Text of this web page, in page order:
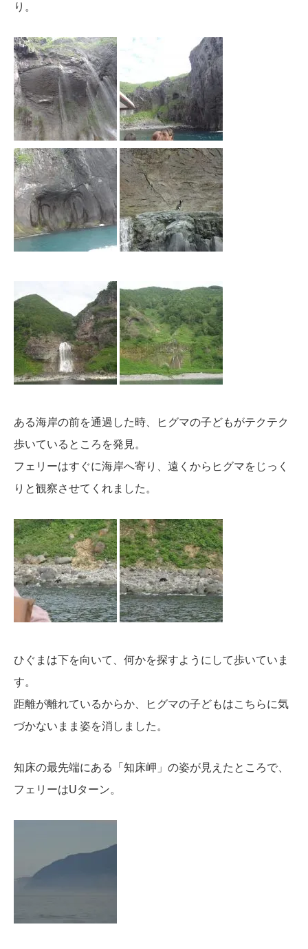
り。
ある海岸の前を通過した時、ヒグマの子どもがテクテク
歩いているところを発見。
フェリーはすぐに海岸へ寄り、遠くからヒグマをじっく
りと観察させてくれました。
ひぐまは下を向いて、何かを探すようにして歩いていま
す。
距離が離れているからか、ヒグマの子どもはこちらに気
づかないまま姿を消しました。
知床の最先端にある「知床岬」の姿が見えたところで、
フェリーはUターン。